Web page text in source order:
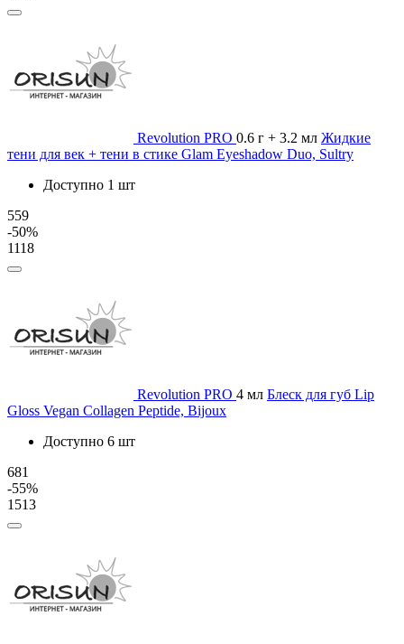
Revolution PRO 0.6 г + 3.2 мл Жидкие
тени для век + тени в стике Glam Eyeshadow Duo, Sultry
Доступно 1 шт
559
-50%
1118
Revolution PRO 4 мл Блеск для губ Lip
Gloss Vegan Collagen Peptide, Bijoux
Доступно 6 шт
681
-55%
1513